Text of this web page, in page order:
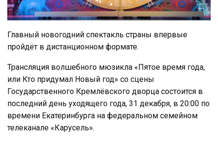
Главный новогодний спектакль страны впервые
пройдёт в дистанционном формате.
Трансляция волшебного мюзикла «Пятое время года,
или Кто придумал Новый год» со сцены
Государственного Кремлёвского дворца состоится в
последний день уходящего года, 31 декабря, в 20:00 по
времени Екатеринбурга на федеральном семейном
телеканале «Карусель».